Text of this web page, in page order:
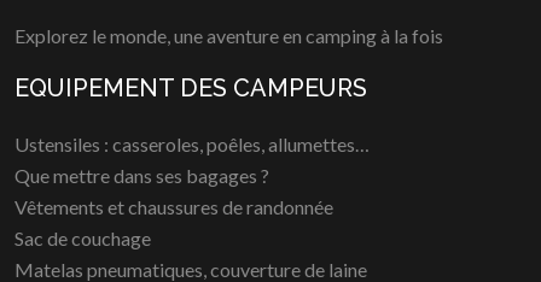
Explorez le monde, une aventure en camping à la fois
EQUIPEMENT DES CAMPEURS
Ustensiles : casseroles, poêles, allumettes…
Que mettre dans ses bagages ?
Vêtements et chaussures de randonnée
Sac de couchage
Matelas pneumatiques, couverture de laine